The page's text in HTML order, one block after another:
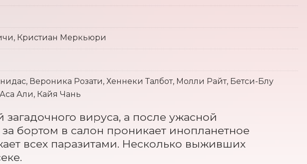
Кристиан Меркьюри
Вероника Розати, Хеннеки Талбот, Молли Райт, Бетси-Блу
Али, Кайя Чань
вируса, а после ужасной
бортом в салон проникает инопланетное
всех паразитами. Несколько выживших